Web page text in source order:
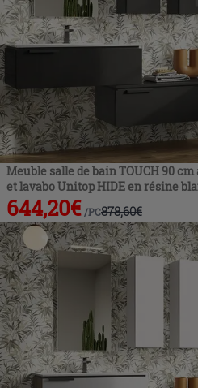
Meuble salle de bain TOUCH 90
et lavabo Unitop HIDE en résine
644,20€ /PC878,60€